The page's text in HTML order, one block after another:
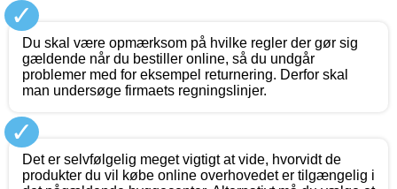
✓
Du skal være opmærksom på hvilke regler der gør sig
gældende når du bestiller online, så du undgår
problemer med for eksempel returnering. Derfor skal
man undersøge firmaets regningslinjer.
✓
Det er selvfølgelig meget vigtigt at vide, hvorvidt de
produkter du vil købe online overhovedet er tilgængelig i